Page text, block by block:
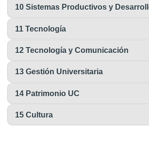
11 Tecnología
12 Tecnología y Comunicación
13 Gestión Universitaria
14 Patrimonio UC
15 Cultura